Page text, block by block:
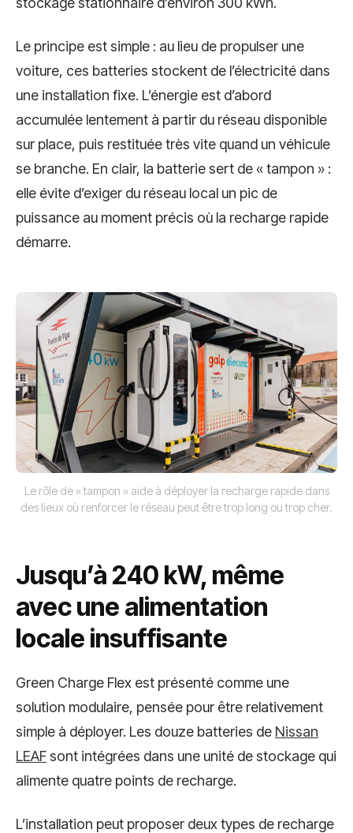
Le principe est simple : au lieu de propulser une
voiture, ces batteries stockent de l’électricité dans
une installation fixe. L’énergie est d’abord
accumulée lentement à partir du réseau disponible
sur place, puis restituée très vite quand un véhicule
se branche. En clair, la batterie sert de « tampon » :
elle évite d’exiger du réseau local un pic de
puissance au moment précis où la recharge rapide
démarre.
Le rôle de « tampon » aide à déployer la recharge rapide dans
des lieux où renforcer le réseau peut être trop long ou trop cher.
Jusqu’à 240 kW, même
avec une alimentation
locale insuffisante
Green Charge Flex est présenté comme une
solution modulaire, pensée pour être relativement
simple à déployer. Les douze batteries de Nissan
LEAFsont intégrées dans une unité de stockage qui
alimente quatre points de recharge.
L’installation peut proposer deux types de recharge